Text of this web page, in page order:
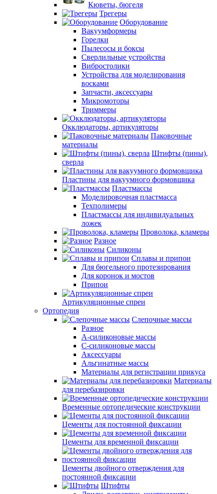
Кюветы, бюгеля
Трегеры
Оборудование
Вакуумформеры
Горелки
Пылесосы и боксы
Сверлильные устройства
Вибростолики
Устройства для моделирования
восками
Запчасти, аксессуары
Микромоторы
Триммеры
Окклюдаторы, артикуляторы
Паковочные
материалы
Штифты (пины),
сверла
Пластины для вакуумного формовщика
Пластмассы
Моделировочная пластмасса
Техполимеры
Пластмассы для индивидуальных
ложек
Проволока, кламеры
Разное
Силиконы
Сплавы и припои
Для бюгельного протезирования
Для коронок и мостов
Припои
Артикуляционные спреи
Ортопедия
Слепочные массы
Разное
А-силиконовые массы
С-силиконовые массы
Аксессуары
Альгинатные массы
Материалы для регистрации прикуса
Материалы
для перебазировки
Временные ортопедические конструкции
Цементы для постоянной фиксации
Цементы для временной фиксации
Цементы двойного отверждения для
постоянной фиксации
Штифты